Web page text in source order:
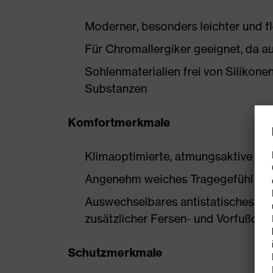
Moderner, besonders leichter und
Für Chromallergiker geeignet, da
Sohlenmaterialien frei von
Substanzen
Komfortmerkmale
Klimaoptimierte, atmungsaktive
Angenehm weiches Tragegefühl
Auswechselbares antistatisches
zusätzlicher Fersen- und
Schutzmerkmale